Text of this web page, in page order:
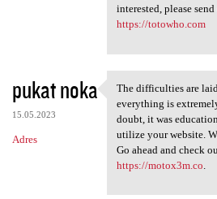
interested, please
https://totowho.com
pukat noka
15.05.2023
Adres
The difficulties
The difficulties are
everything is
doubt, it was
utilize your website.
Go ahead and check
https://motox3m.co